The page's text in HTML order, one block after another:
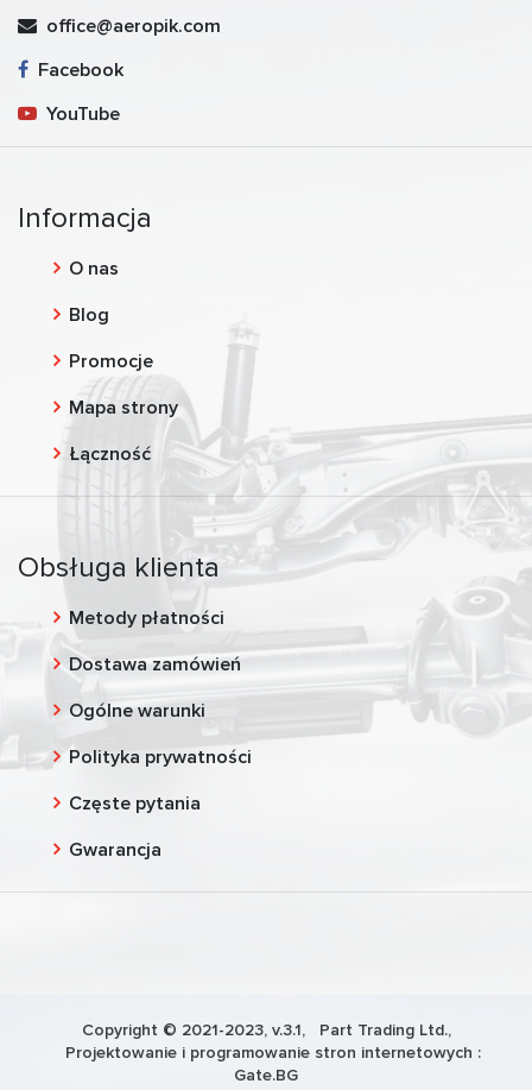
office@aeropik.com
Facebook
YouTube
Informacja
O nas
Blog
Promocje
Mapa strony
Łączność
Obsługa klienta
Metody płatności
Dostawa zamówień
Ogólne warunki
Polityka prywatności
Częste pytania
Gwarancja
Copyright © 2021-2023, v.3.1, Part Trading Ltd.,
Projektowanie i programowanie stron internetowych :
Gate.BG